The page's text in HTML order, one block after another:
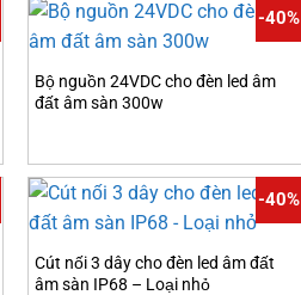
-40%
Bộ nguồn 24VDC cho đèn led âm
đất âm sàn 300w
-40%
Cút nối 3 dây cho đèn led âm đất
âm sàn IP68 – Loại nhỏ